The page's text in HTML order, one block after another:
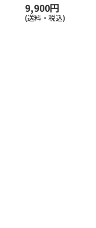
9,900円
(送料・税込)